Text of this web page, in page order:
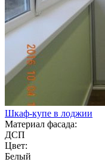
Шкаф-купе в лоджии
Материал фасада:
ДСП
Цвет:
Белый